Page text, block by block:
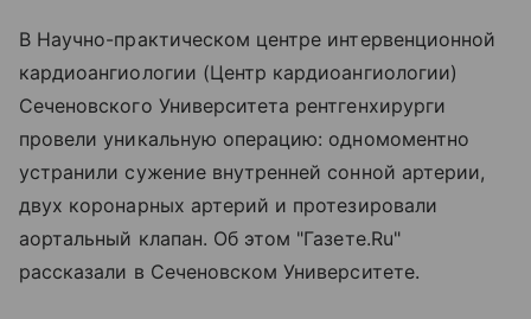
В Научно-практическом центре интервенционной
кардиоангиологии (Центр кардиоангиологии)
Сеченовского Университета рентгенхирурги
провели уникальную операцию: одномоментно
устранили сужение внутренней сонной артерии,
двух коронарных артерий и протезировали
аортальный клапан. Об этом "Газете.Ru"
рассказали в Сеченовском Университете.